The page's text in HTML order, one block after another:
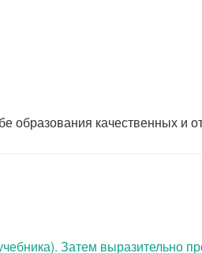
качественных и
Затем выразительно